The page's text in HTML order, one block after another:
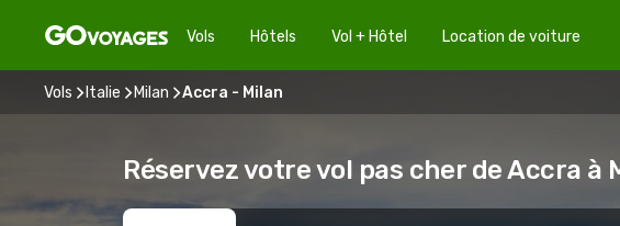
Vols Hôtels Vol + Hôtel Location de voiture
Vols Italie Milan Accra - Milan
Réservez votre vol pas cher de Accra à